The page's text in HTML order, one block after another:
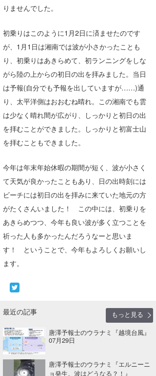
りませんでした。
初乗りはこのように1月2日に済ませたのです
が、1月1日は湘南では波が小さかったことも
り、初乗りはあきらめて、初ランニングをしな
がら陸の上からの初日の出を拝みました。当日
は予報(自分でも予報を出していますが……)通
り、太平洋側はおおむね晴れ。この湘南でも雲
は少なく晴れ間が広がり、しっかりと初日の出
を拝むことができました。しっかりと初富士山
を拝むこともできました。
今年は年末年始休暇の期間が短く、波が小さく
て天気が良かったこともあり、日の出時刻には
ビーチには初日の出を拝みに来ていた地元の方
がたくさんいました！ この中には、初乗りを
あきらめつつ、今年も良い波が多く立つことを
祈った人も多かったんだろうなーと思いま
す！ ということで、今年もよろしくお願いし
ます。
最近の記事
もっと見る
唐澤予報士のウラナミ『越境台風』
07月29日
唐澤予報士のウラナミ『エルニーニ
ョ発生。波はどうなる？！』
MIN
mitz
OYZ
S.K
Soulman
VAGY
waka☆=
たっちー
ハンマー
まっきー
三輪予報士
小川予報士
唐澤予報士
SancheZ
ゴン
米山予報士